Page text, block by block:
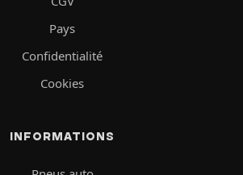
Pays
Confidentialité
Cookies
INFORMATIONS